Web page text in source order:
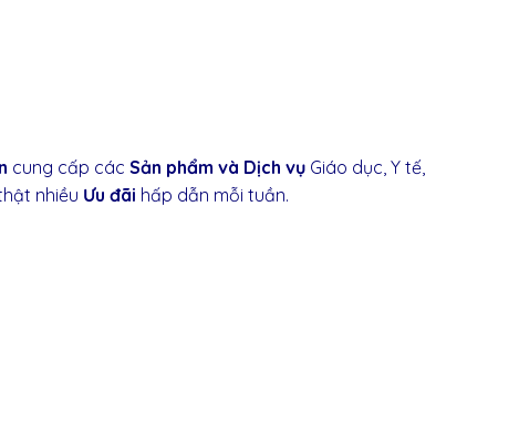
cung cấp các Sản phẩm và Dịch vụ Giáo dục, Y tế,
nhiều Ưu đãi hấp dẫn mỗi tuần.